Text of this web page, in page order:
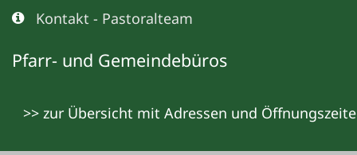
Kontakt - Pastoralteam
Pfarr- und Gemeindebüros
>> zur Übersicht mit Adressen und